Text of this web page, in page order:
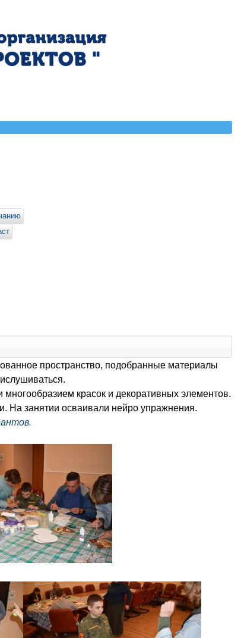
пространство, подобранные материалы
красок и декоративных элементов.
На занятии осваивали нейро упражнения.